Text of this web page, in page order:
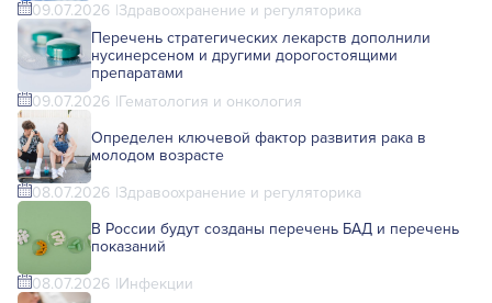
09.07.2026 Здравоохранение и регуляторика
Перечень стратегических лекарств дополнили
нусинерсеном и другими дорогостоящими
препаратами
09.07.2026 Гематология и онкология
Определен ключевой фактор развития рака в
молодом возрасте
08.07.2026 Здравоохранение и регуляторика
В России будут созданы перечень БАД и перечень
показаний
08.07.2026 Инфекции